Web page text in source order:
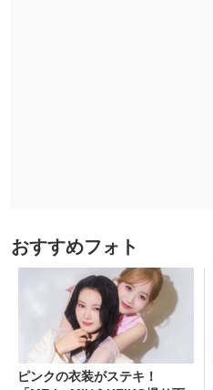
おすすめフォト
ピンクの衣装がステキ！